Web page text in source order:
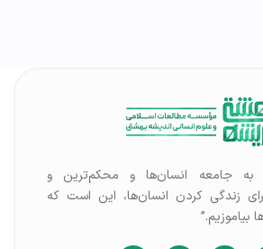
به جامعه انسان‌ها و محکم‌ترین و
برای زندگی کردن انسان‌ها، این است که
بیاموزیم.”